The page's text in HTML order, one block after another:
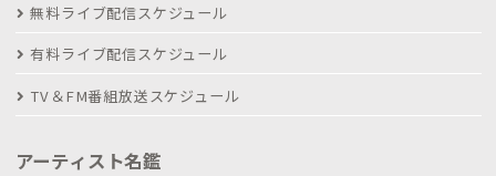
無料ライブ配信スケジュール
有料ライブ配信スケジュール
TV＆FM番組放送スケジュール
アーティスト名鑑